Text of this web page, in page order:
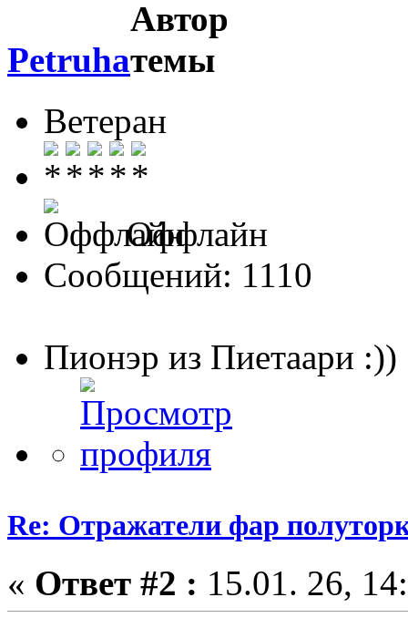
Petruha
Ветеран
Оффлайн
Сообщений: 1110
Пионэр из Пиетаари :))
Re: Отражатели фар
« Ответ #2 : 15.01. 26,